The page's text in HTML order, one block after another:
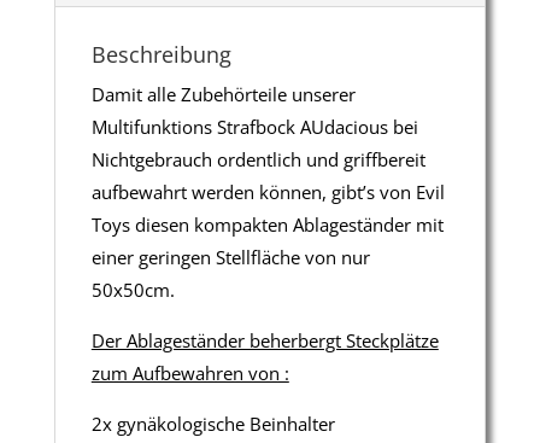
Beschreibung
Damit alle Zubehörteile unserer
Multifunktions Strafbock AUdacious bei
Nichtgebrauch ordentlich und griffbereit
aufbewahrt werden können, gibt’s von Evil
Toys diesen kompakten Ablageständer mit
einer geringen Stellfläche von nur
50x50cm.
Der Ablageständer beherbergt Steckplätze
zum Aufbewahren von :
2x gynäkologische Beinhalter